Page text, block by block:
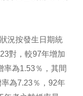
況按發生日期統
對，較97年增加
率為1.53％，其間
為7.23％，92年